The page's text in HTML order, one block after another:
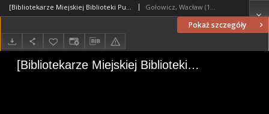
Pokaż szczegóły
[Bibliotekarze Miejskiej Biblioteki Publicznej w Mrągowie. 3] Gołowicz, Wacław (1919-1983). Fot.